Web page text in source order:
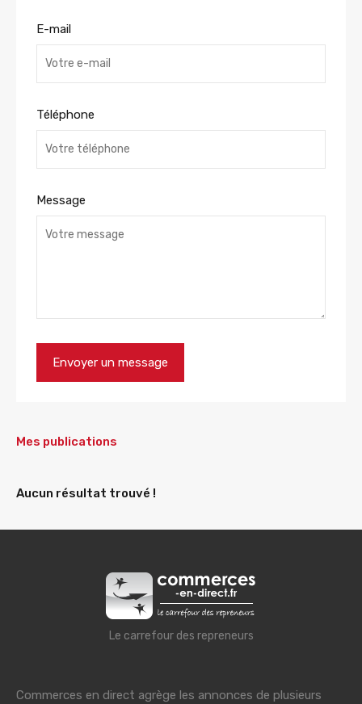
E-mail
Téléphone
Message
Mes publications
Aucun résultat trouvé !
Le carrefour des repreneurs
Commerces en direct agrège les annonces de plusieurs